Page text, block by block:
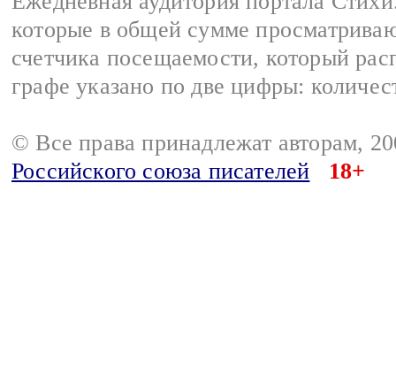
которые в общей сумме
счетчика посещаемости, который
графе указано по две цифры:
© Все права принадлежат авторам,
Российского союза писателей
18+